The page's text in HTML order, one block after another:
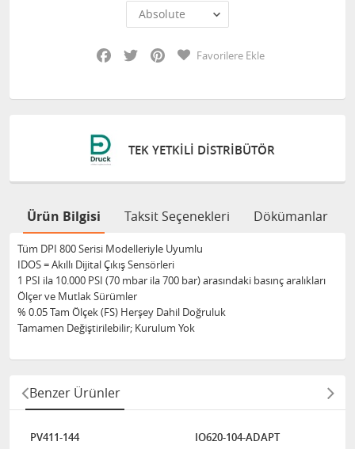
Facebook
Twitter PinterestFavorilere Ekle
TEK YETKILI DISTRIBÜTÖR
Ürün Bilgisi Taksit Seçenekleri Dökümanlar
Tüm DPI 800 Serisi Modelleriyle Uyumlu
IDOS = Akıllı Dijital Çıkış Sensörleri
1 PSI ila 10.000 PSI (70 mbar ila 700 bar) arasındaki basınç aralıkları
Ölçer ve Mutlak Sürümler
% 0.05 Tam Ölçek (FS) Herşey Dahil Doğruluk
Tamamen Değiştirilebilir; Kurulum Yok
Benzer Ürünler
PV411-144 IO620-104-ADAPT